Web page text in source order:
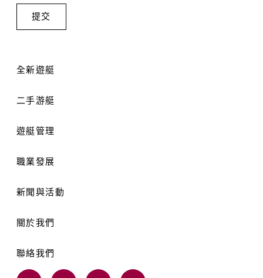
全新遊艇
二手游艇
遊艇管理
職業發展
新聞與活動
關於我們
聯絡我們